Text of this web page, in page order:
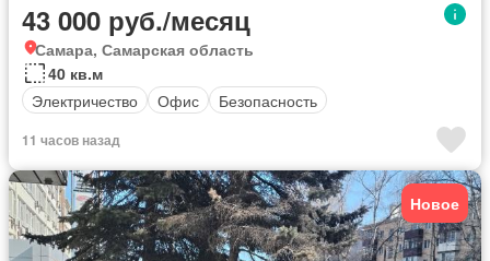
43 000 руб./месяц
Самара, Самарская область
40 кв.м
Электричество
Офис Безопасность
11 часов назад
Новое